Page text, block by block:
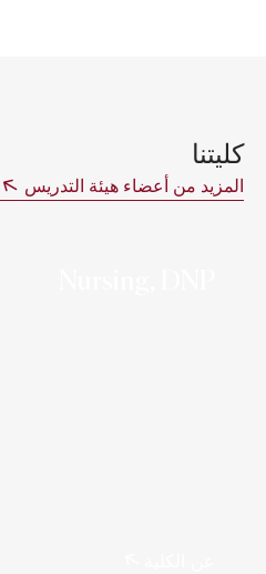
كليتنا
المزيد من أعضاء هيئة التدريس